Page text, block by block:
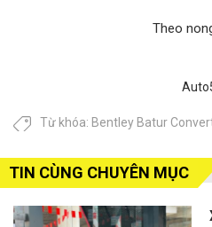
Theo
Từ khóa: Bentley Batur
TIN CÙNG CHUYÊN MỤC